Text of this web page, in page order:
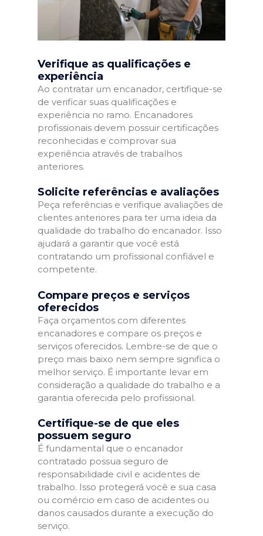
Verifique as qualificações e
experiência
Ao contratar um encanador, certifique-se
de verificar suas qualificações e
experiência no ramo. Encanadores
profissionais devem possuir certificações
reconhecidas e comprovar sua
experiência através de trabalhos
anteriores.
Solicite referências e avaliações
Peça referências e verifique avaliações de
clientes anteriores para ter uma ideia da
qualidade do trabalho do encanador. Isso
ajudará a garantir que você está
contratando um profissional confiável e
competente.
Compare preços e serviços
oferecidos
Faça orçamentos com diferentes
encanadores e compare os preços e
serviços oferecidos. Lembre-se de que o
preço mais baixo nem sempre significa o
melhor serviço. É importante levar em
consideração a qualidade do trabalho e a
garantia oferecida pelo profissional.
Certifique-se de que eles
possuem seguro
É fundamental que o encanador
contratado possua seguro de
responsabilidade civil e acidentes de
trabalho. Isso protegerá você e sua casa
ou comércio em caso de acidentes ou
danos causados durante a execução do
serviço.